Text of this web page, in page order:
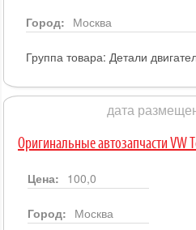
Город: Москва
Группа товара: Детали
дата
Оригинальные автозапчасти VW
Цена: 100,0
Город: Москва